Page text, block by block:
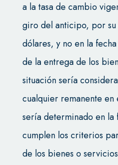
a la tasa de cambio
giro del anticipo, por su
dólares, y no en la
de la entrega de los
situación sería
cualquier remanente
sería determinado en la
cumplen los criterios
de los bienes o